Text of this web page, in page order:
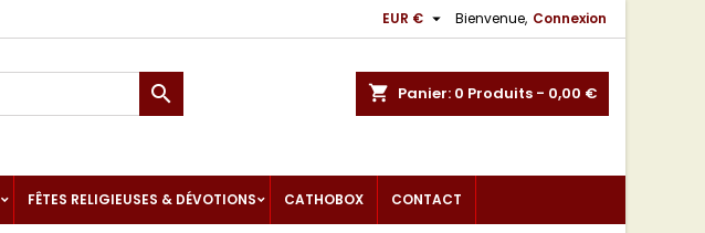
Bienvenue, Connexion
EUR € 
shopping_cart Panier: 0 Produits - 0,00 €

FÊTES RELIGIEUSES & DÉVOTIONS CATHOBOX CONTACT